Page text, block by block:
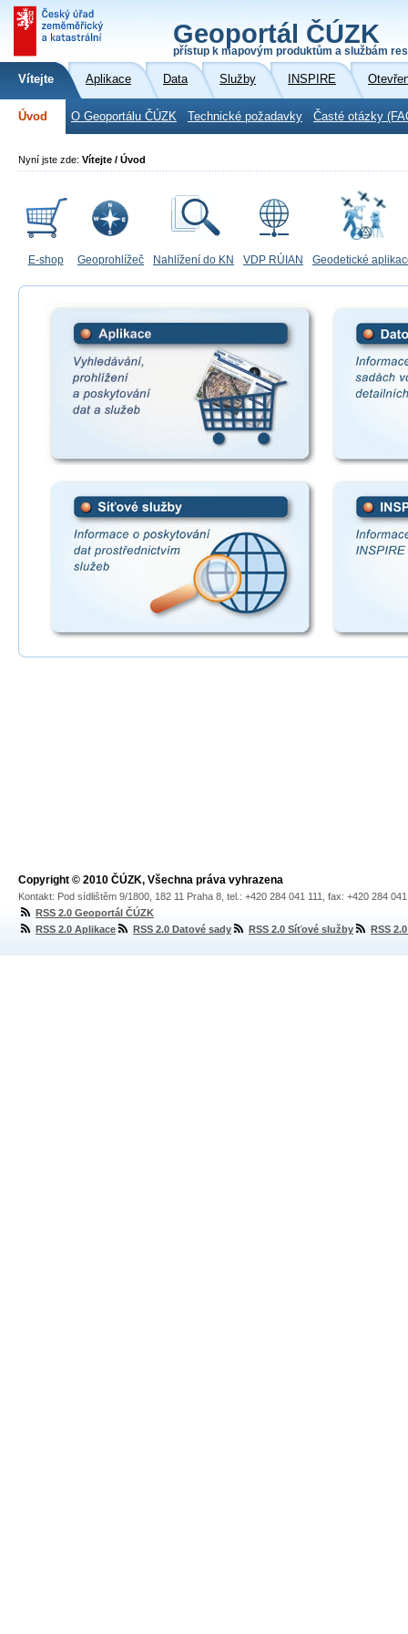
Geoportál ČÚZK
přístup k mapovým produktům a službám
Vítejte Aplikace Data Služby INSPIRE
Úvod O Geoportálu ČÚZK Technické požadavky Časté otázky
Nyní jste zde: Vítejte / Úvod
E-shop Geoprohlížeč Nahlížení do KN VDP RÚIAN Geodetické
Copyright © 2010 ČÚZK, Všechna práva vyhrazena
Kontakt: Pod sídlištěm 9/1800, 182 11 Praha 8, tel.: +420 284 041 111, fax: +420 284
RSS 2.0 Geoportál ČÚZK
RSS 2.0 Aplikace
RSS 2.0 Datové sady RSS 2.0 Síťové služby RSS